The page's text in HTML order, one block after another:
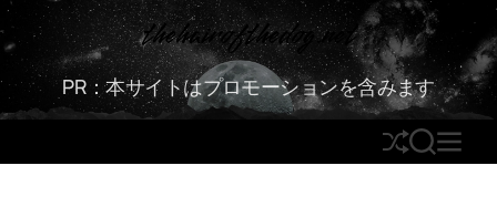
S
k
t
c
thehairofthedog.net
PR：本サイトはプロモーションを含みます
S
h
S
E
M
E